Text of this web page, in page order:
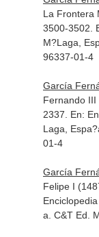
La Frontera
3500-3502.
M?Laga,
96337-01-4
García
Fernando III
2337. En:
Laga,
01-4
García
Felipe I
a. C&T Ed.